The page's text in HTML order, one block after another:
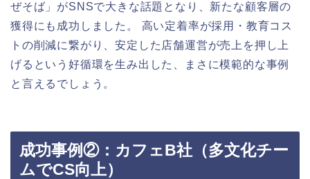
ぜそば」がSNSで大きな話題となり、新たな顧客層の
獲得にも成功しました。 高い定着率が採用・教育コス
トの削減に繋がり、安定した店舗運営が売上を押し上
げるという好循環を生み出した、まさに模範的な事例
と言えるでしょう。
成功事例②：カフェB社（多文化チー
ムでCS向上）